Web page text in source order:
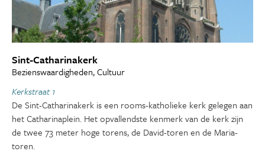
Sint-Catharinakerk
Bezienswaardigheden, Cultuur
Kerkstraat 1
De Sint-Catharinakerk is een rooms-katholieke kerk gelegen aan
het Catharinaplein. Het opvallendste kenmerk van de kerk zijn
de twee 73 meter hoge torens, de David-toren en de Maria-
toren.